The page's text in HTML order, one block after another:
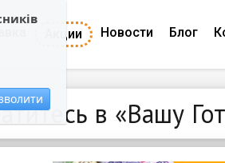
Акции Новости Блог
в «Вашу